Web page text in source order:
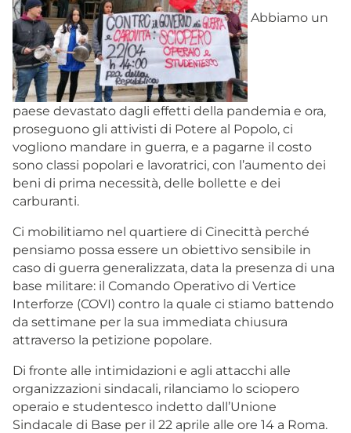
Abbiamo un
paese devastato dagli effetti della pandemia e ora,
proseguono gli attivisti di Potere al Popolo, ci
vogliono mandare in guerra, e a pagarne il costo
sono classi popolari e lavoratrici, con l’aumento dei
beni di prima necessità, delle bollette e dei
carburanti.
Ci mobilitiamo nel quartiere di Cinecittà perché
pensiamo possa essere un obiettivo sensibile in
caso di guerra generalizzata, data la presenza di una
base militare: il Comando Operativo di Vertice
Interforze (COVI) contro la quale ci stiamo battendo
da settimane per la sua immediata chiusura
attraverso la petizione popolare.
Di fronte alle intimidazioni e agli attacchi alle
organizzazioni sindacali, rilanciamo lo sciopero
operaio e studentesco indetto dall’Unione
Sindacale di Base per il 22 aprile alle ore 14 a Roma.